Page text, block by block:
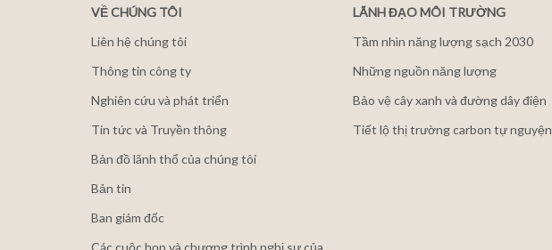
VỀ CHÚNG TÔI
Liên hệ chúng tôi
Thông tin công ty
Nghiên cứu và phát triển
Tin tức và Truyền thông
Bản đồ lãnh thổ của chúng tôi
Bản tin
Ban giám đốc
Các cuộc họp và chương trình nghị sự của
LÃNH ĐẠO MÔI TRƯỜNG
Tầm nhìn năng lượng sạch 2030
Những nguồn năng lượng
Bảo vệ cây xanh và đường dây điện
Tiết lộ thị trường carbon tự nguyện